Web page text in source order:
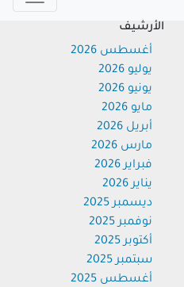
الأرشيف
أغسطس 2026
يوليو 2026
يونيو 2026
مايو 2026
أبريل 2026
مارس 2026
فبراير 2026
يناير 2026
ديسمبر 2025
نوفمبر 2025
أكتوبر 2025
سبتمبر 2025
أغسطس 2025